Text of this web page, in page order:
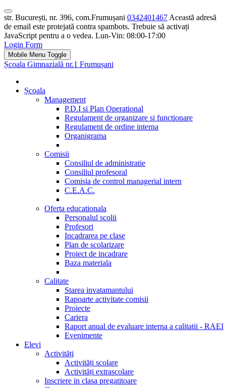
str. București, nr. 396, com.Frumușani 0342401467 Această adresă
de email este protejată contra spambots. Trebuie să activați
JavaScript pentru a o vedea. Lun-Vin: 08:00-17:00
Login Form
Mobile Menu Toggle
Școala Gimnazială nr.1 Frumușani
Școala
Management
P.D.I si Plan Operational
Regulament de organizare si functionare
Regulament de ordine interna
Organigrama
Comisii
Consiliul de administratie
Consiliul profesoral
Comisia de control managerial intern
C.E.A.C.
Oferta educationala
Personalul scolii
Profesori
Incadrarea pe clase
Plan de scolarizare
Proiect de incadrare
Baza materiala
Calitate
Starea invatamantului
Rapoarte activitate comisii
Proiecte
Cariera
Raport anual de evaluare interna a calitatii - RAEI
Evenimente
Elevi
Activități
Activități scolare
Activități extrascolare
Inscriere in clasa pregatitoare